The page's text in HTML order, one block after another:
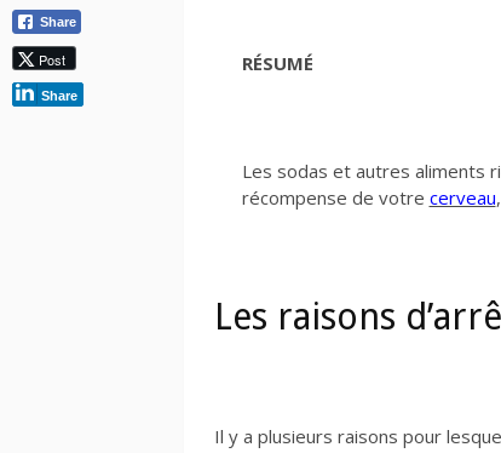
RÉSUMÉ
Les sodas et autres aliments
récompense de votre cerveau
Les raisons
Il y a plusieurs raisons pour
Share
Post
Share